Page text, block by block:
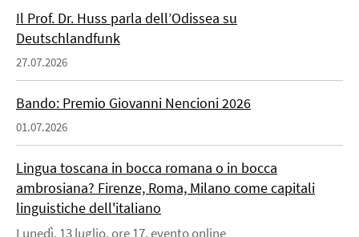
Il Prof. Dr. Huss parla dell’Odissea su
Deutschlandfunk
27.07.2026
Bando: Premio Giovanni Nencioni 2026
01.07.2026
Lingua toscana in bocca romana o in bocca
ambrosiana? Firenze, Roma, Milano come capitali
linguistiche dell'italiano
Lunedì, 13 luglio, ore 17, evento online